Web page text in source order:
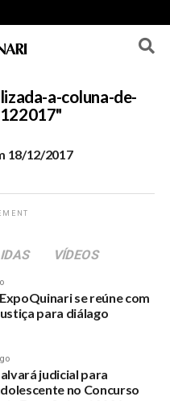
a-coluna-de-
18/12/2017
VÍDEOS
se reúne com
para diálago
judicial para
no Concurso